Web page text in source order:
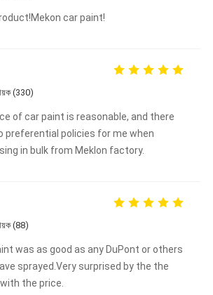
car paint!
(330)
of car paint is reasonable, and there
preferential policies for me when
in bulk from Meklon factory.
(88)
was as good as any DuPont or others
sprayed.Very surprised by the the
the price.